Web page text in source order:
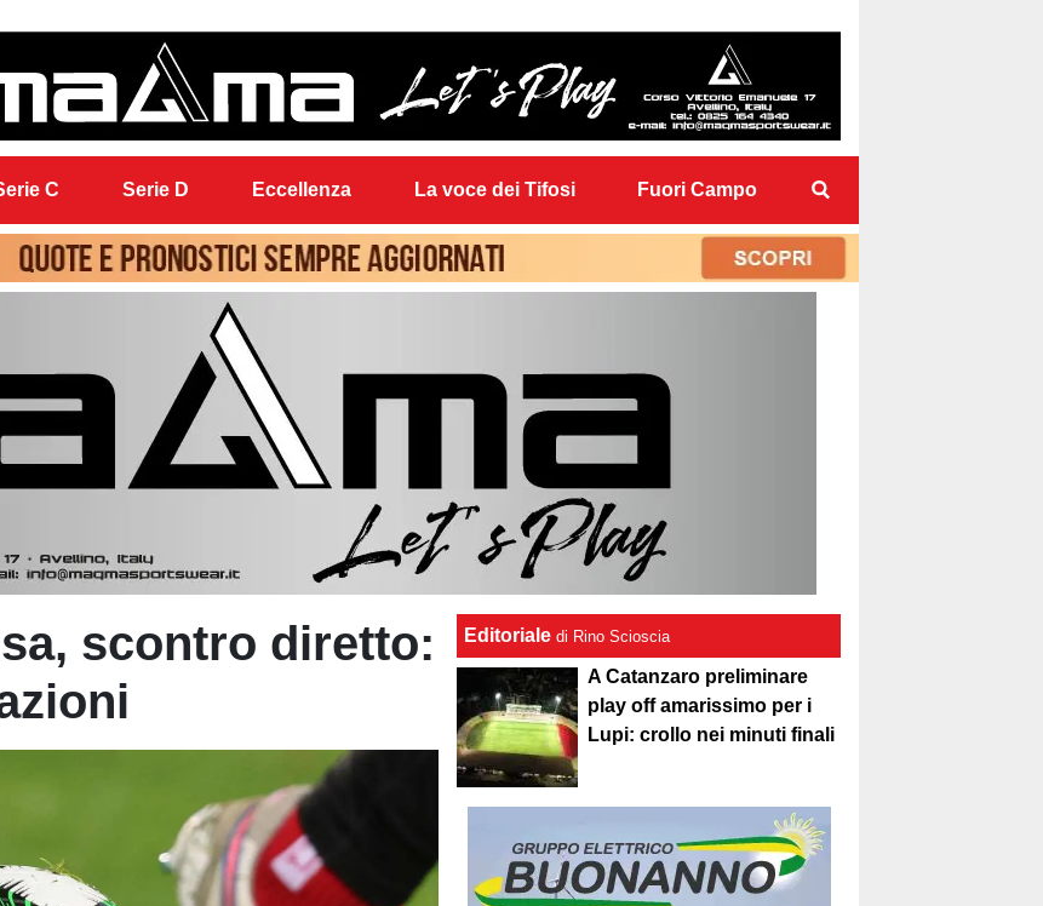
C Serie D Eccellenza La voce dei Tifosi Fuori Campo
scontro diretto:
Editoriale di Rino Scioscia
A Catanzaro preliminare
play off amarissimo per i
Lupi: crollo nei minuti finali